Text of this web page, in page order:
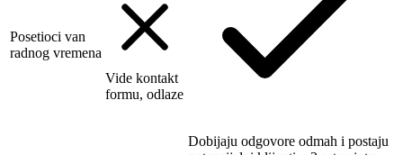
Posetioci van
radnog vremena
Vide kontakt
formu, odlaze
Dobijaju odgovore odmah i postaju